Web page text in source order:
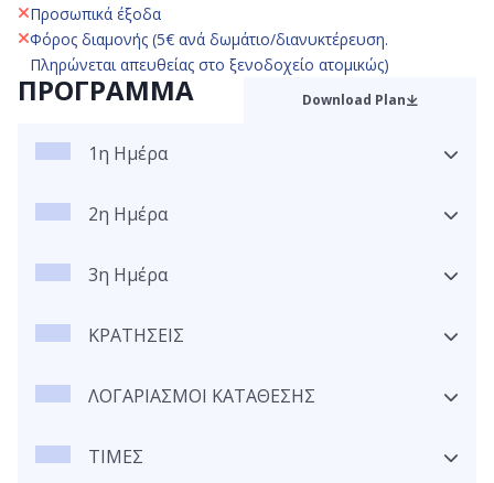
Προσωπικά έξοδα
Φόρος διαμονής (5€ ανά δωμάτιο/διανυκτέρευση.
Πληρώνεται απευθείας στο ξενοδοχείο ατομικώς)
ΠΡΟΓΡΑΜΜΑ Download Plan
1η Ημέρα
2η Ημέρα
3η Ημέρα
ΚΡΑΤΗΣΕΙΣ
ΛΟΓΑΡΙΑΣΜΟΙ ΚΑΤΑΘΕΣΗΣ
ΤΙΜΕΣ